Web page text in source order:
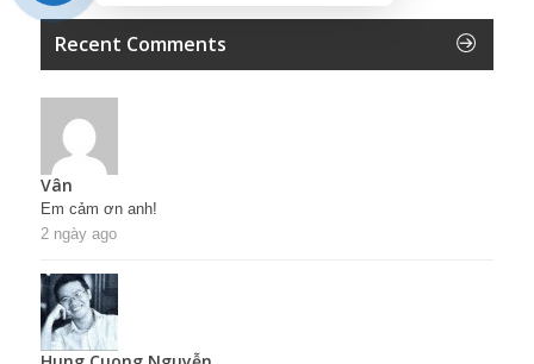
Recent Comments
Vân
Em cảm ơn anh!
2 ngày ago